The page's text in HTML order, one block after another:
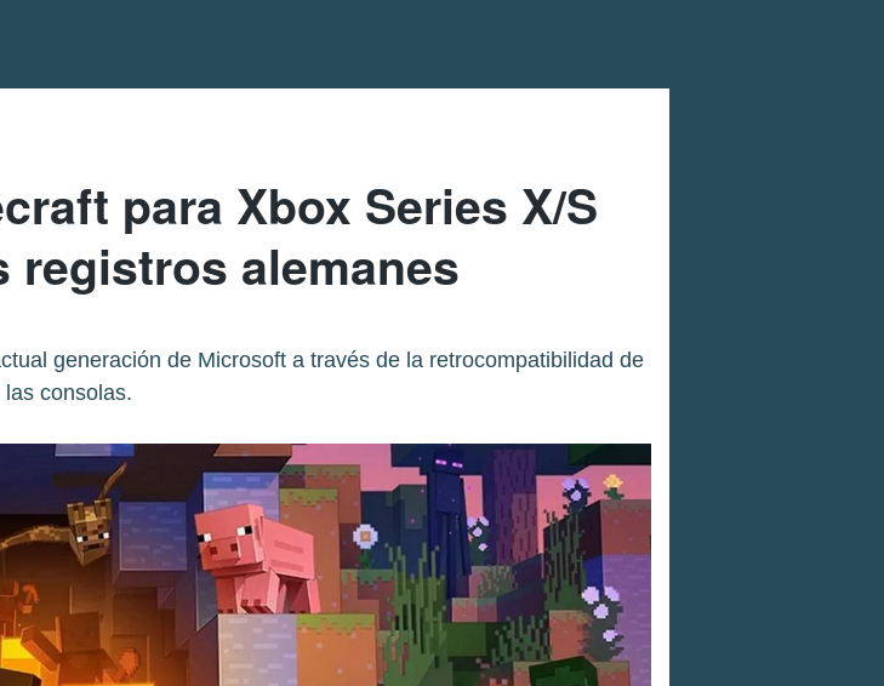
para Xbox Series X/S
registros alemanes
generación de Microsoft a través de la retrocompatibilidad de
las consolas.